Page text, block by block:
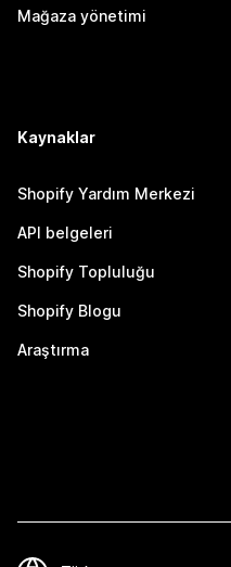
Mağaza yönetimi
Kaynaklar
Shopify Yardım Merkezi
API belgeleri
Shopify Topluluğu
Shopify Blogu
Araştırma